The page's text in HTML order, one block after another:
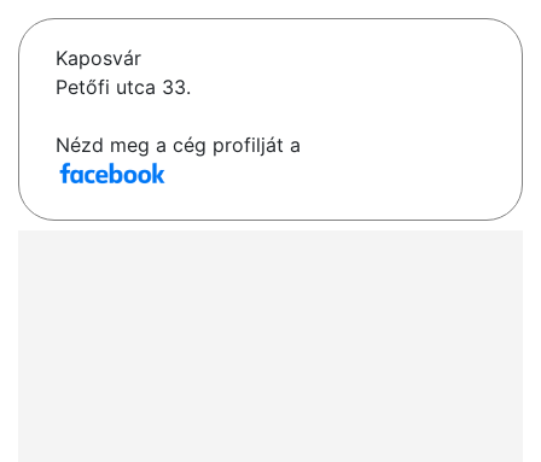
Kaposvár
Petőfi utca 33.
Nézd meg a cég profilját a